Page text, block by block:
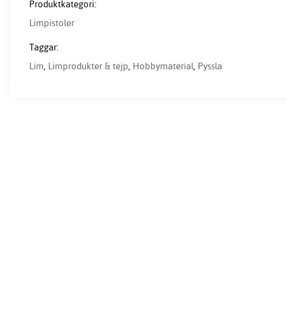
Produktkategori:
Limpistoler
Taggar:
Lim, Limprodukter & tejp, Hobbymaterial, Pyssla